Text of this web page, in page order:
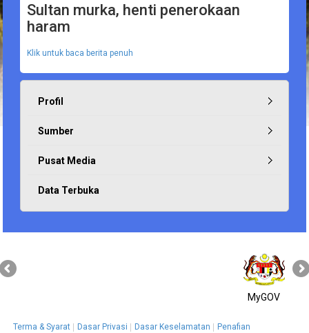
Sultan murka, henti penerokaan
haram
Klik untuk baca berita penuh
Profil
Sumber
Pusat Media
Data Terbuka
MyGOV
Terma & Syarat Dasar Privasi Dasar Keselamatan
Penafian